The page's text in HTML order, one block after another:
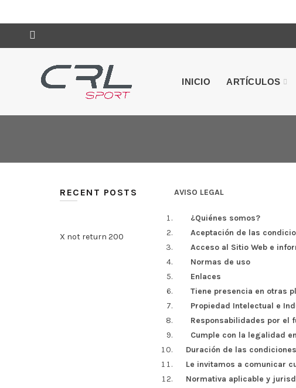
INICIO ARTÍCULOS
AVISO LEGAL
¿Quiénes somos?
Aceptación de las
Acceso al Sitio Web e
Normas de uso
Enlaces
Tiene presencia en otras
Propiedad Intelectual e
Responsabilidades por el
Cumple con la legalidad
Duración de las
Le invitamos a comunicar
Normativa aplicable y
RECENT POSTS
X not return 200